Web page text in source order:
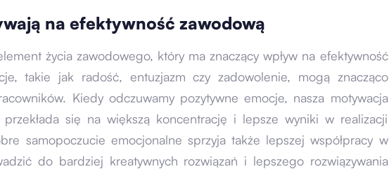
na efektywność zawodową
życia zawodowego, który ma znaczący wpływ na efektywność
takie jak radość, entuzjazm czy zadowolenie, mogą znacząco
Kiedy odczuwamy pozytywne emocje, nasza motywacja
się na większą koncentrację i lepsze wyniki w realizacji
samopoczucie emocjonalne sprzyja także lepszej współpracy w
do bardziej kreatywnych rozwiązań i lepszego rozwiązywania